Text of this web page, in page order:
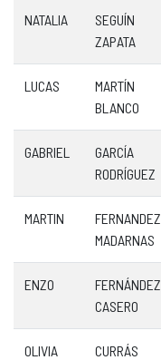
NATALIA
SEGUÍN
ZAPATA
LUCAS
MARTÍN
BLANCO
GABRIEL
GARCÍA
RODRÍGUEZ
MARTIN
FERNANDEZ
MADARNAS
ENZO
FERNÁNDEZ
CASERO
OLIVIA
CURRÁS